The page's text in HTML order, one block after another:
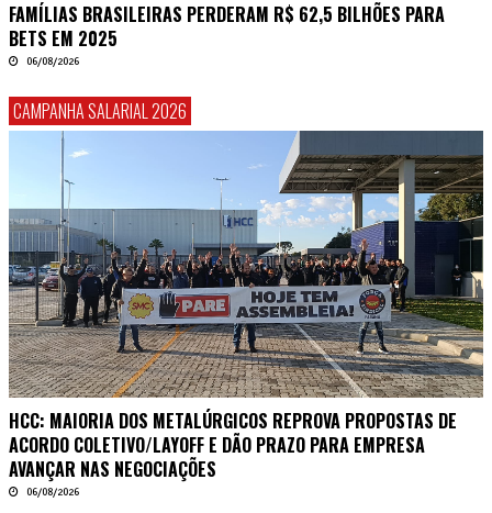
FAMÍLIAS BRASILEIRAS PERDERAM R$ 62,5 BILHÕES PARA
BETS EM 2025
06/08/2026
CAMPANHA SALARIAL 2026
HCC: MAIORIA DOS METALÚRGICOS REPROVA PROPOSTAS DE
ACORDO COLETIVO/LAYOFF E DÃO PRAZO PARA EMPRESA
AVANÇAR NAS NEGOCIAÇÕES
06/08/2026